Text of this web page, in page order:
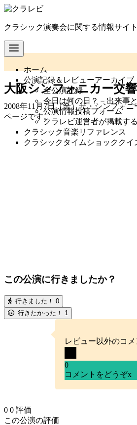
コ
テ
ン
ツ
移
動
クラシック演奏会に関する情報サイト
ホーム
公演記録＆レビューアーカイブ
全公演記録
今日は何の日？－出来事
公演情報投稿フォーム
クラレビ運営者が掲載す
クラシック音楽リファレンス
クラシックタイムショッククイ
大阪シンフォニカー交
2008年11月7日（金）ザ・シンフォ
ページです。
この公演に行きましたか？
行きました！ 0
行きたかった！ 1
レビュー以外のコ
0
コメントをどうぞx
0 0 評価
この公演の評価